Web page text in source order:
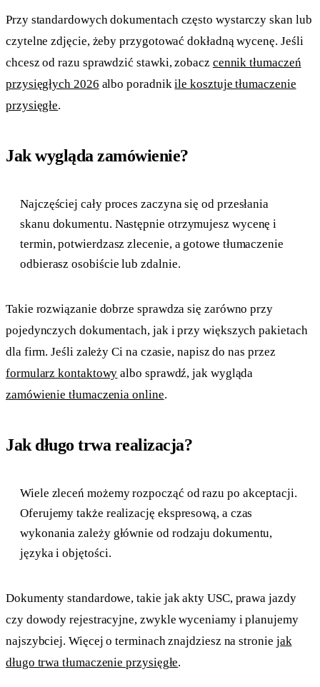
Przy standardowych dokumentach często wystarczy skan lub
czytelne zdjęcie, żeby przygotować dokładną wycenę. Jeśli
chcesz od razu sprawdzić stawki, zobacz cennik tłumaczeń
przysięgłych 2026 albo poradnikile kosztuje tłumaczenie
przysięgłe.
Jak wygląda zamówienie?
Najczęściej cały proces zaczyna się od przesłania
skanu dokumentu. Następnie otrzymujesz wycenę i
termin, potwierdzasz zlecenie, a gotowe tłumaczenie
odbierasz osobiście lub zdalnie.
Takie rozwiązanie dobrze sprawdza się zarówno przy
pojedynczych dokumentach, jak i przy większych pakietach
dla firm. Jeśli zależy Ci na czasie, napisz do nas przez
formularz kontaktowy albo sprawdź, jak wygląda
zamówienie tłumaczenia online.
Jak długo trwa realizacja?
Wiele zleceń możemy rozpocząć od razu po akceptacji.
Oferujemy także realizację ekspresową, a czas
wykonania zależy głównie od rodzaju dokumentu,
języka i objętości.
Dokumenty standardowe, takie jak akty USC, prawa jazdy
czy dowody rejestracyjne, zwykle wyceniamy i planujemy
najszybciej. Więcej o terminach znajdziesz na stronie jak
długo trwa tłumaczenie przysięgłe.